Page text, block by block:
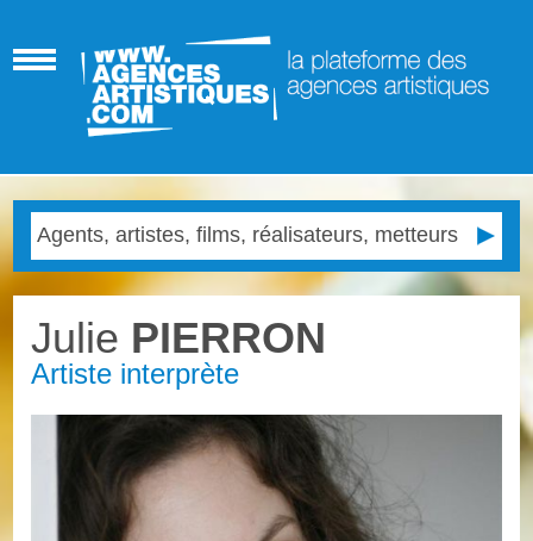
Julie PIERRON
Artiste interprète